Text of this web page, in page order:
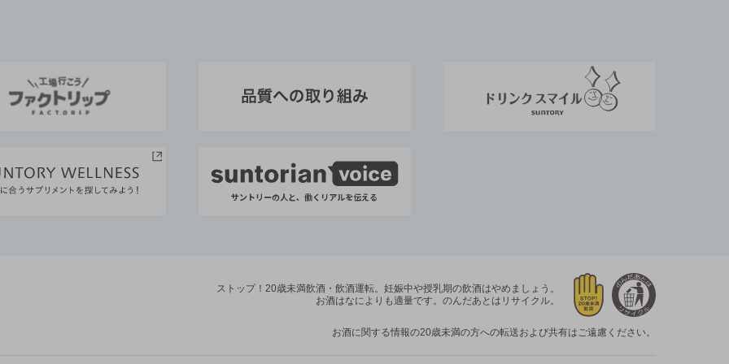
ストップ！20歳未満飲酒・飲酒運転。 妊娠中や授乳期の飲酒はやめましょう。
お酒はなによりも適量です。 のんだあとはリサイクル。
お酒に関する情報の20歳未満の方への転送および共有はご遠慮ください。